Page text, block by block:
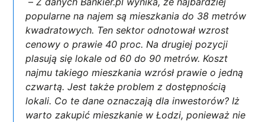
popularne na najem są mieszkania do 38 metrów
kwadratowych. Ten sektor odnotował wzrost
cenowy o prawie 40 proc. Na drugiej pozycji
plasują się lokale od 60 do 90 metrów. Koszt
najmu takiego mieszkania wzrósł prawie o jedną
czwartą. Jest także problem z dostępnością
lokali. Co te dane oznaczają dla inwestorów? Iż
warto zakupić mieszkanie w Łodzi, ponieważ nie